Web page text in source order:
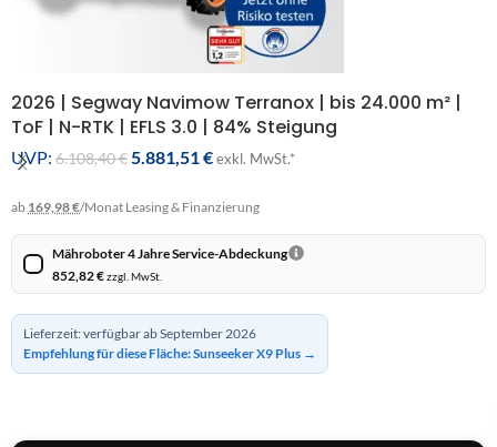
2026 | Segway Navimow Terranox | bis 24.000 m² |
ToF | N-RTK | EFLS 3.0 | 84% Steigung
UVP: 6.108,40€ 5.881,51 €exkl. MwSt.*
ab 169,98 €/Monat Leasing & Finanzierung
Mähroboter 4 Jahre Service-Abdeckung
852,82€zzgl. MwSt.
Lieferzeit: verfügbar ab September 2026
Empfehlung für diese Fläche: Sunseeker X9 Plus →